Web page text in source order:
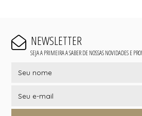
NEWSLETTER
SEJA A PRIMEIRA A SABER DE NOSSAS NOVIDADES E